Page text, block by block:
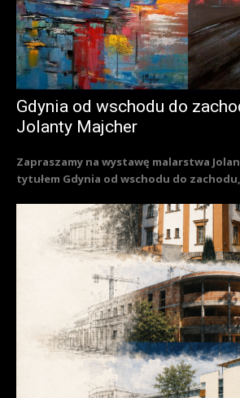
Gdynia od wschodu do
Jolanty Majcher
Zapraszamy na wystawę malarstwa
tytułem Gdynia od wschodu do